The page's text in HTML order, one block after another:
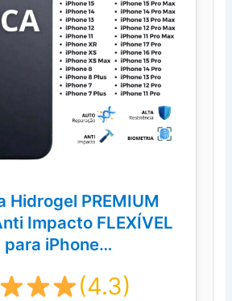
Hidrogel PREMIUM
Impacto FLEXÍVEL
para iPhone
(4.3)